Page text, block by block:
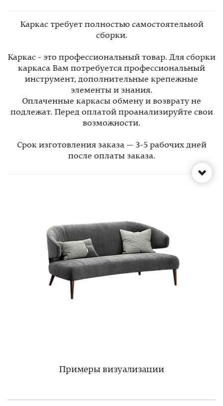
Каркас требует полностью самостоятельной
сборки.
Каркас - это профессиональный товар. Для сборки
каркаса Вам потребуется профессиональный
инструмент, дополнительные крепежные
элементы и знания.
Оплаченные каркасы обмену и возврату не
подлежат. Перед оплатой проанализируйте свои
возможности.
Срок изготовления заказа — 3-5 рабочих дней
после оплаты заказа.
Примеры визуализации